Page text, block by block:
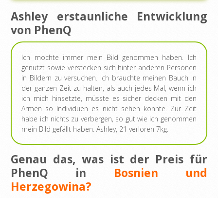
Ashley erstaunliche Entwicklung
von PhenQ
Ich mochte immer mein Bild genommen haben. Ich
genutzt sowie verstecken sich hinter anderen Personen
in Bildern zu versuchen. Ich brauchte meinen Bauch in
der ganzen Zeit zu halten, als auch jedes Mal, wenn ich
ich mich hinsetzte, müsste es sicher decken mit den
Armen so Individuen es nicht sehen konnte. Zur Zeit
habe ich nichts zu verbergen, so gut wie ich genommen
mein Bild gefällt haben. Ashley, 21 verloren 7kg.
Genau das, was ist der Preis für
PhenQ in Bosnien und
Herzegowina?